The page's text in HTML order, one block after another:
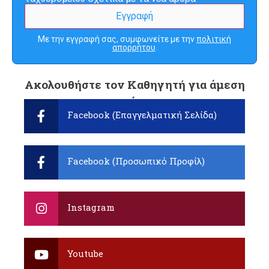
Με την εγγραφή σας, συμφωνείτε με τηνπολιτική
απορρήτου.
Ακολουθήστε τον Καθηγητή για άμεση
ενημέρωση:
Facebook (Επαγγελματική Σελίδα)
Facebook (Προσωπικό Προφίλ)
Instagram
Youtube